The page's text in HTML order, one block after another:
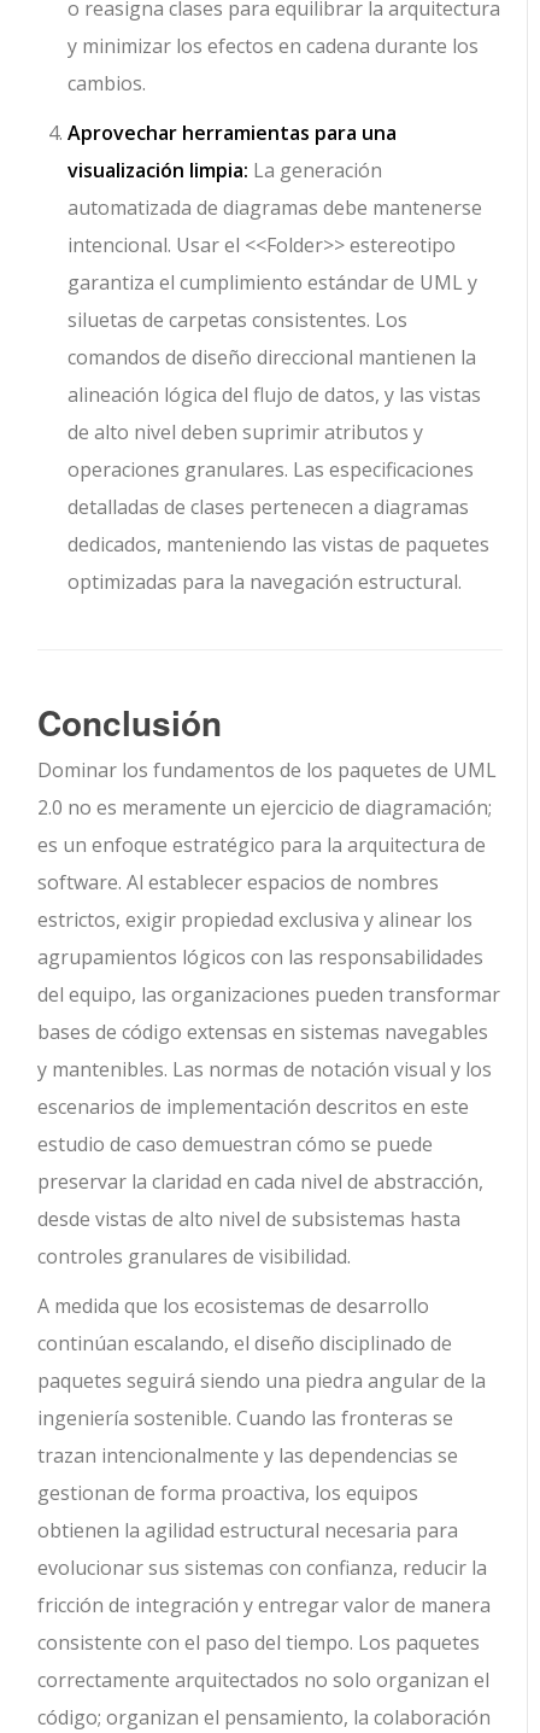
o reasigna clases para equilibrar la arquitectura
y minimizar los efectos en cadena durante los
cambios.
Aprovechar herramientas para una
visualización limpia: La generación
automatizada de diagramas debe mantenerse
intencional. Usar el <<Folder>>estereotipo
garantiza el cumplimiento estándar de UML y
siluetas de carpetas consistentes. Los
comandos de diseño direccional mantienen la
alineación lógica del flujo de datos, y las vistas
de alto nivel deben suprimir atributos y
operaciones granulares. Las especificaciones
detalladas de clases pertenecen a diagramas
dedicados, manteniendo las vistas de paquetes
optimizadas para la navegación estructural.
Conclusión
Dominar los fundamentos de los paquetes de UML
2.0 no es meramente un ejercicio de diagramación;
es un enfoque estratégico para la arquitectura de
software. Al establecer espacios de nombres
estrictos, exigir propiedad exclusiva y alinear los
agrupamientos lógicos con las responsabilidades
del equipo, las organizaciones pueden transformar
bases de código extensas en sistemas navegables
y mantenibles. Las normas de notación visual y los
escenarios de implementación descritos en este
estudio de caso demuestran cómo se puede
preservar la claridad en cada nivel de abstracción,
desde vistas de alto nivel de subsistemas hasta
controles granulares de visibilidad.
A medida que los ecosistemas de desarrollo
continúan escalando, el diseño disciplinado de
paquetes seguirá siendo una piedra angular de la
ingeniería sostenible. Cuando las fronteras se
trazan intencionalmente y las dependencias se
gestionan de forma proactiva, los equipos
obtienen la agilidad estructural necesaria para
evolucionar sus sistemas con confianza, reducir la
fricción de integración y entregar valor de manera
consistente con el paso del tiempo. Los paquetes
correctamente arquitectados no solo organizan el
código; organizan el pensamiento, la colaboración